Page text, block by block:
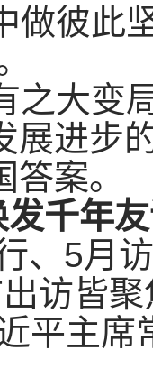
做彼此
之大变
展进步
案。
千年
、5月
访皆
平主